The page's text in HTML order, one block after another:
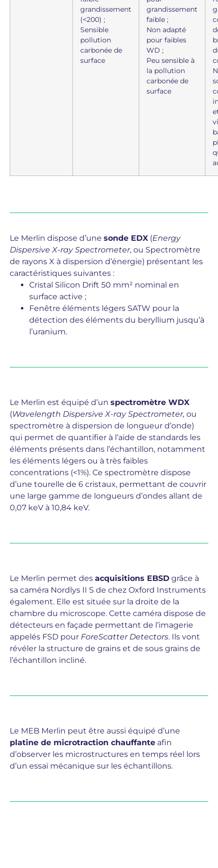
grandissement
(<200) ;
Sensible
pollution
carbonée de
surface
grandissement
faible ;
Non adapté
pour faibles
WD ;
Peu sensible à
la pollution
carbonée de
surface
Le Merlin dispose d’une sonde EDX (Energy
Dispersive X-ray Spectrometer, ou Spectromètre
de rayons X à dispersion d’énergie) présentant les
caractéristiques suivantes :
Cristal Silicon Drift 50 mm² nominal en
surface active ;
Fenêtre éléments légers SATW pour la
détection des éléments du beryllium jusqu’à
l’uranium.
Le Merlin est équipé d’un spectromètre WDX
(Wavelength Dispersive X-ray Spectrometer, ou
spectromètre à dispersion de longueur d’onde)
qui permet de quantifier à l’aide de standards les
éléments présents dans l’échantillon, notamment
les éléments légers ou à très faibles
concentrations (<1%). Ce spectromètre dispose
d’une tourelle de 6 cristaux, permettant de couvrir
une large gamme de longueurs d’ondes allant de
0,07 keV à 10,84 keV.
Le Merlin permet des acquisitions EBSD grâce à
sa caméra Nordlys II S de chez Oxford Instruments
également. Elle est située sur la droite de la
chambre du microscope. Cette caméra dispose de
détecteurs en façade permettant de l’imagerie
appelés FSD pour ForeScatter Detectors. Ils vont
révéler la structure de grains et de sous grains de
l’échantillon incliné.
Le MEB Merlin peut être aussi équipé d’une
platine de microtraction chauffante afin
d’observer les microstructures en temps réel lors
d’un essai mécanique sur les échantillons.